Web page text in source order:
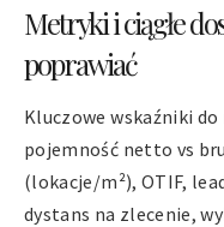
Metryki i ciągłe
poprawiać
Kluczowe wskaźniki
pojemność netto vs
(lokacje/m²), OTIF,
dystans na zlecenie,